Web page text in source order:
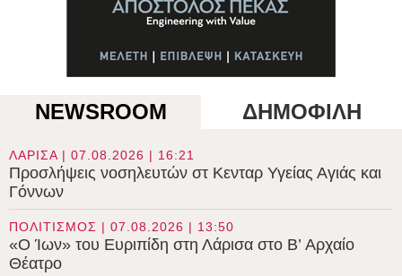
NEWSROOM ΔΗΜΟΦΙΛΗ
ΛΑΡΙΣΑ | 07.08.2026 | 16:21
Προσλήψεις νοσηλευτών στ Κενταρ Υγείας Αγιάς και
Γόννων
ΠΟΛΙΤΙΣΜΟΣ | 07.08.2026 | 13:50
«Ο Ίων» του Ευριπίδη στη Λάρισα στο B’ Αρχαίο
Θέατρο